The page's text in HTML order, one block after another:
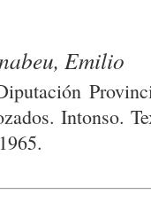
Emilio
Intonso.